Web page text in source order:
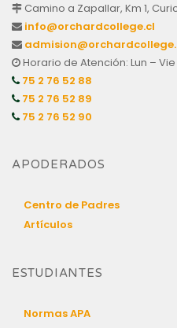
Camino a Zapallar, Km 1,
info@orchardcollege.cl
Horario de Atención: Lun – Vie
75 2 76 52 88
75 2 76 52 89
75 2 76 52 90
APODERADOS
Centro de Padres
Artículos
ESTUDIANTES
Normas APA